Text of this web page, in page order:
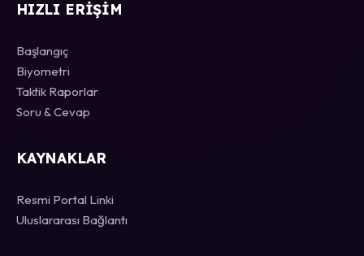
HIZLI ERIŞIM
Başlangıç
Biyometri
Taktik Raporlar
Soru & Cevap
KAYNAKLAR
Resmi Portal Linki
Uluslararası Bağlantı